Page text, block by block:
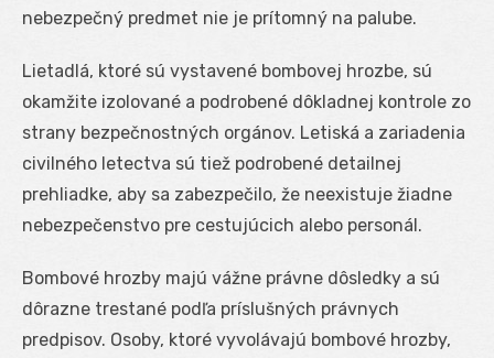
nebezpečný predmet nie je prítomný na palube.
Lietadlá, ktoré sú vystavené bombovej hrozbe, sú
okamžite izolované a podrobené dôkladnej kontrole zo
strany bezpečnostných orgánov. Letiská a zariadenia
civilného letectva sú tiež podrobené detailnej
prehliadke, aby sa zabezpečilo, že neexistuje žiadne
nebezpečenstvo pre cestujúcich alebo personál.
Bombové hrozby majú vážne právne dôsledky a sú
dôrazne trestané podľa príslušných právnych
predpisov. Osoby, ktoré vyvolávajú bombové hrozby,